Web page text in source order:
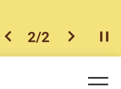
上一个
2/2 下一个开
目